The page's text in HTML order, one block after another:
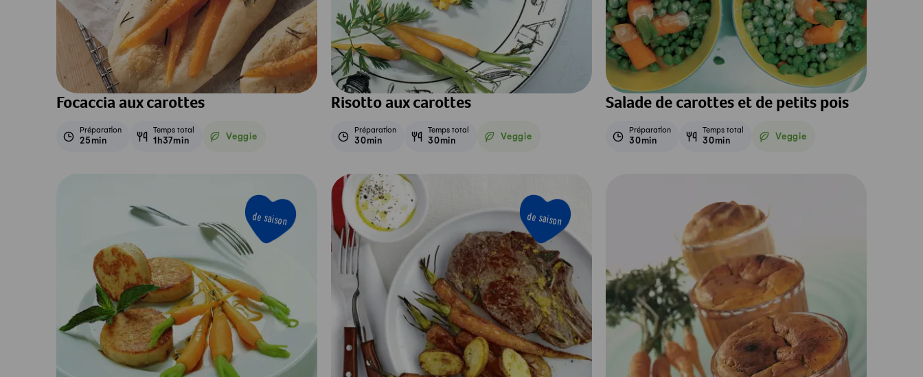
Focaccia aux carottes
Préparation
25min
Temps total
1h37min Veggie
Veggie
Risotto aux carottes
Préparation
30min
Temps total
30min Veggie
Veggie
Salade de carottes et de petits pois
Préparation
30min
Temps total
30min Veggie
Veggie
de saison de saison